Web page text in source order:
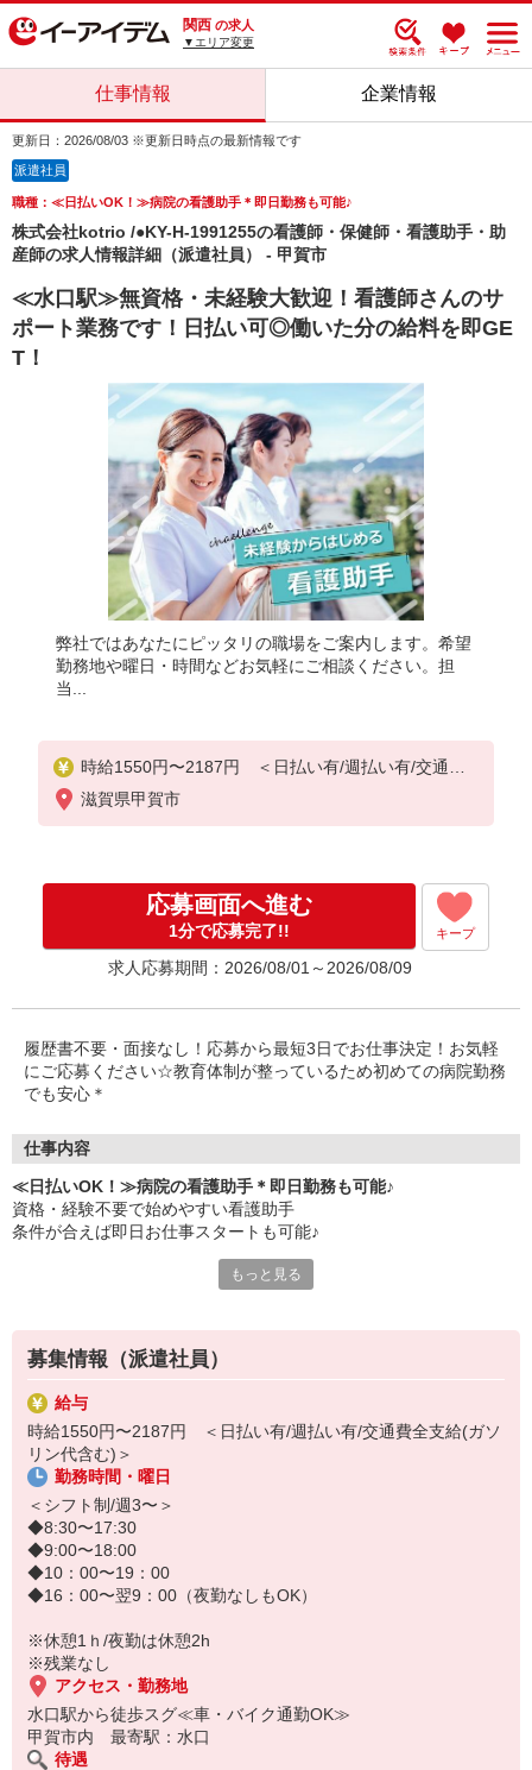
関西 の求人
▼エリア変更
仕事情報 企業情報
更新日：2026/08/03 ※更新日時点の最新情報です
派遣社員
職種：≪日払いOK！≫病院の看護助手＊即日勤務も可能♪
株式会社kotrio /●KY-H-1991255の看護師・保健師・看護助手・助
産師の求人情報詳細（派遣社員） - 甲賀市
≪水口駅≫無資格・未経験大歓迎！看護師さんのサ
ポート業務です！日払い可◎働いた分の給料を即GE
T！
弊社ではあなたにピッタリの職場をご案内します。希望
勤務地や曜日・時間などお気軽にご相談ください。担
当...
時給1550円〜2187円 ＜日払い有/週払い有/交通費
全支給(ガソリン代含む)＞
滋賀県甲賀市
応募画面へ進む
1分で応募完了!! キープ
求人応募期間：2026/08/01～2026/08/09
履歴書不要・面接なし！応募から最短3日でお仕事決定！お気軽
にご応募ください☆教育体制が整っているため初めての病院勤務
でも安心＊
仕事内容
≪日払いOK！≫病院の看護助手＊即日勤務も可能♪
資格・経験不要で始めやすい看護助手
条件が合えば即日お仕事スタートも可能♪
・環境整備
⇒病室の清掃、シーツ交換、医療器具・備品の洗浄など
看護師さんの補助業務
⇒検査や治療への付き添い、書類整理など
20代・30代・40代活躍中！
人のお世話をするのが好きな方、医療・介護の仕事に興味のある方
ご応募お待ちしております◎
もっと見る
募集情報（派遣社員）
給与
時給1550円〜2187円 ＜日払い有/週払い有/交通費全支給(ガソ
リン代含む)＞
勤務時間・曜日
＜シフト制/週3〜＞
◆8:30〜17:30
◆9:00〜18:00
◆10：00〜19：00
◆16：00〜翌9：00（夜勤なしもOK）
※休憩1ｈ/夜勤は休憩2h
※残業なし
アクセス・勤務地
水口駅から徒歩スグ≪車・バイク通勤OK≫
甲賀市内 最寄駅：水口
待遇